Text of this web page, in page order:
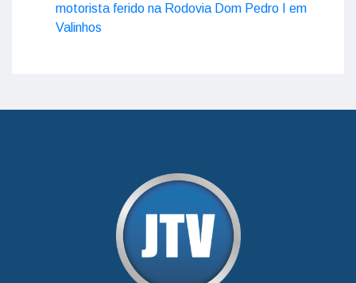
motorista ferido na Rodovia Dom Pedro I em
Valinhos